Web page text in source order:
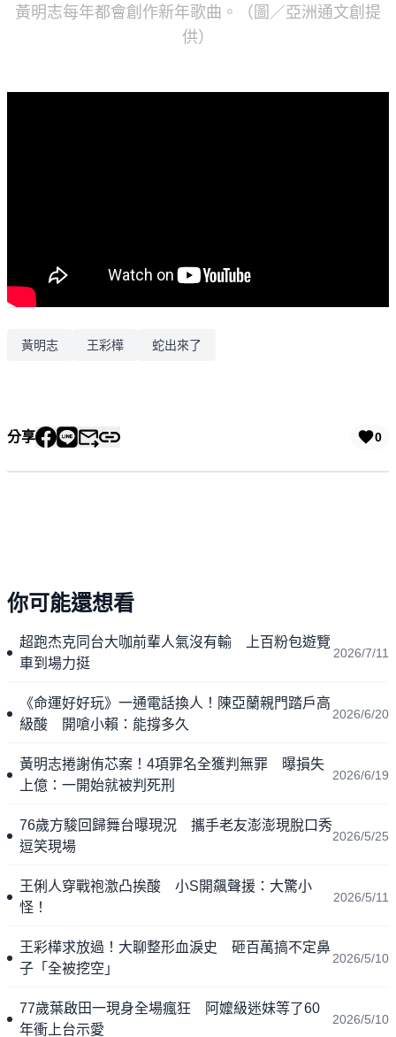
黃明志每年都會創作新年歌曲。（圖／亞洲通文創提
供）
黃明志 王彩樺 蛇出來了
分享 0
你可能還想看
超跑杰克同台大咖前輩人氣沒有輸 上百粉包遊覽
車到場力挺
2026/7/11
《命運好好玩》一通電話換人！陳亞蘭親門踏戶高
級酸 開嗆小賴：能撐多久
2026/6/20
黃明志捲謝侑芯案！4項罪名全獲判無罪 曝損失
上億：一開始就被判死刑
2026/6/19
76歲方駿回歸舞台曝現況 攜手老友澎澎現脫口秀
逗笑現場
2026/5/25
王俐人穿戰袍激凸挨酸 小S開飆聲援：大驚小
怪！
2026/5/11
王彩樺求放過！大聊整形血淚史 砸百萬搞不定鼻
子「全被挖空」
2026/5/10
77歲葉啟田一現身全場瘋狂 阿嬤級迷妹等了60
年衝上台示愛
2026/5/10